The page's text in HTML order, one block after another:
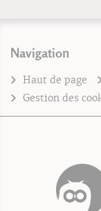
Navigation
Haut de page
Gestion des